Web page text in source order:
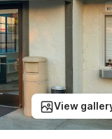
View